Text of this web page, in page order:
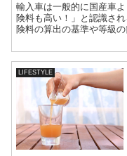
輸入車は一般的に国産車
険料も高い！」と認識さ
険料の算出の基準や等級
LIFESTYLE